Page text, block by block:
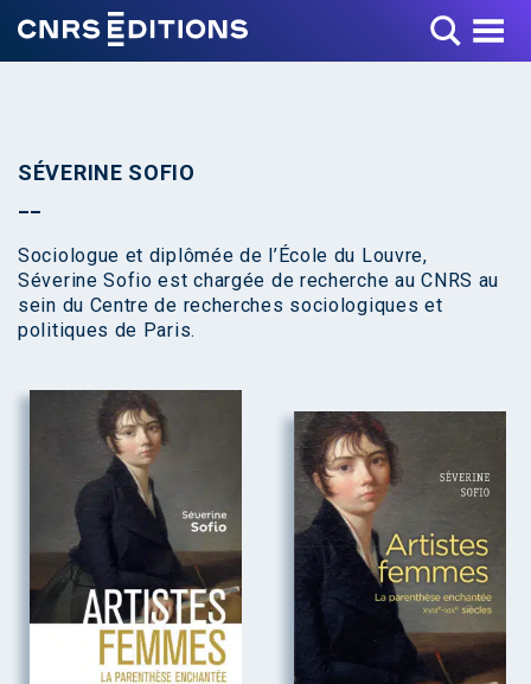
Toggle Menu
SÉVERINE SOFIO
Sociologue et diplômée de l’École du Louvre,
Séverine Sofio est chargée de recherche au CNRS au
sein du Centre de recherches sociologiques et
politiques de Paris.